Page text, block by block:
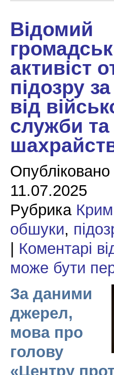
Відомий
активіст
підозру
від
служби та
11.07.2025
Рубрика
обшуки,
| Коментарі
може бути
За даними
джерел,
мова про
голову
«Центру